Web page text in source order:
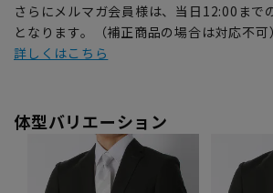
さらにメルマガ会員様は、当日12:00まで
となります。（補正商品の場合は対応不可）
詳しくはこちら
体型バリエーション